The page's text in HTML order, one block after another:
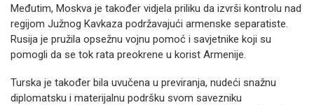
Međutim, Moskva je također vidjela priliku da izvrši kontrolu nad
regijom Južnog Kavkaza podržavajući armenske separatiste.
Rusija je pružila opsežnu vojnu pomoć i savjetnike koji su
pomogli da se tok rata preokrene u korist Armenije.
Turska je također bila uvučena u previranja, nudeći snažnu
diplomatsku i materijalnu podršku svom savezniku